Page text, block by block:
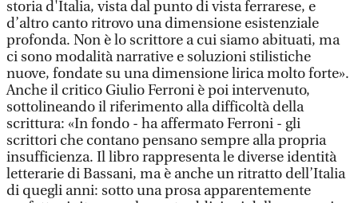
storia d'Italia, vista dal punto di vista ferrarese, e
d’altro canto ritrovo una dimensione esistenziale
profonda. Non è lo scrittore a cui siamo abituati, ma
ci sono modalità narrative e soluzioni stilistiche
nuove, fondate su una dimensione lirica molto forte».
Anche il critico Giulio Ferroni è poi intervenuto,
sottolineando il riferimento alla difficoltà della
scrittura: «In fondo - ha affermato Ferroni - gli
scrittori che contano pensano sempre alla propria
insufficienza. Il libro rappresenta le diverse identità
letterarie di Bassani, ma è anche un ritratto dell’Italia
di quegli anni: sotto una prosa apparentemente